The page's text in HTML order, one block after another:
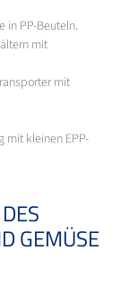
in PP-Beuteln.
mit
mit
mit kleinen EPP-
GEMÜSE